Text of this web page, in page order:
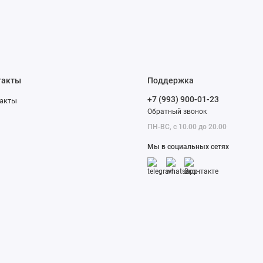
работы.
сможете
вышивки.
Поддержка
+7 (993) 900-01-23
Обратный звонок
ПН-ВС, с 10.00 до 20.00
Мы в социальных сетях